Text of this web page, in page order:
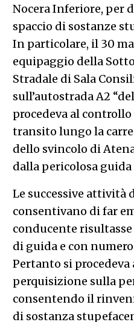
Nocera Inferiore, per
spaccio di sostanze
In particolare, il 30
equipaggio della
Stradale di Sala
sull’autostrada A2
procedeva al
transito lungo la
dello svincolo di
dalla pericolosa guida
Le successive attività
consentivano di far
conducente
di guida e con
Pertanto si procedeva
perquisizione sulla
consentendo il
di sostanza